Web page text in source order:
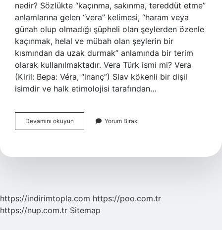
nedir? Sözlükte “kaçınma, sakınma, tereddüt etme”
anlamlarına gelen “vera” kelimesi, “haram veya
günah olup olmadığı şüpheli olan şeylerden özenle
kaçınmak, helal ve mübah olan şeylerin bir
kısmından da uzak durmak” anlamında bir terim
olarak kullanılmaktadır. Vera Türk ismi mi? Vera
(Kiril: Вера: Véra, “inanç”) Slav kökenli bir dişil
isimdir ve halk etimolojisi tarafından…
Devamını okuyun
Hangi
Yorum Bırak
https://indirimtopla.com https://poo.com.tr
https://nup.com.tr Sitemap